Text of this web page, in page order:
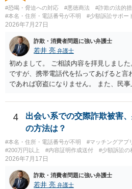
欲しい、住んでいる都道府県と区を教え
言ったやり取りをしていました。 という
（わいせつ行為）の疑いがあります。18
能です。
#恐喝・脅迫への対応 #悪徳商法
#詐欺の法的
#本名・住所・電話番号が不明
#少額訴訟サポー
2026年7月27日
詐欺・消費者問題に強い弁護士
若井 亮 弁護士
初めまして。 ご相談内容を拝見しまし
ですが、携帯電話代を払ってあげると言
であれば窃盗になりません。 また、民
ず、可能であればブロックをするように
ば、最寄りの警察署に相談をしても良
考になれば幸いです。
4
出会い系での交際詐欺被害
の方法は？
#本名・住所・電話番号が不明 #マッチングアプ
#200万円以上
#内容証明作成送付 #少額訴訟の
2026年7月17日
詐欺・消費者問題に強い弁護士
若井 亮 弁護士